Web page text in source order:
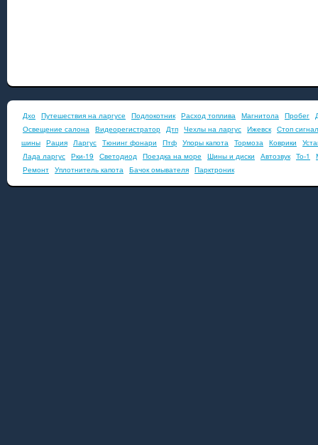
Дхо Путешествия на ларгусе Подлокотник Расход топлива Магнитола Пробег
Освещение салона Видеорегистратор Дтп Чехлы на ларгус Ижевск Стоп сигнал
шины Рация Ларгус Тюнинг фонари Птф Упоры капота Тормоза Коврики
Лада ларгус Рки-19 Светодиод Поездка на море Шины и диски Автозвук То-1
Ремонт Уплотнитель капота Бачок омывателя Парктроник